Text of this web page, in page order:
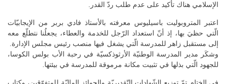
الإسلامي هناك تأكيد على عدم طلب ردّ القدر.
اعتبر المتروبوليت باسيليوس معرفته بالأستاذ فادي بربر من الإيجابيّات
الّتي حظيَ بها، إذ أنّ استعداد الرّجل للخدمة والعطاء، يجعلُنا نتطلّع معه
إلى مستقبل زاهر للمدرسة الّتي يشغل فيها منصب رئيس مجلس الإدارة.
وشكَر مدير المدرسة الوطنيّة الأرثوذكسيّة في رحبة الأب بولس الكوسا،
للجهود الّتي بذلها في تثبيت مكانة مرموقة للمدرسة في بيئتها.